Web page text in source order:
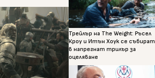
Трейлър на The Weight: Ръсел
Кроу и Итън Хоук се събират
в напрегнат трилър за
оцеляване